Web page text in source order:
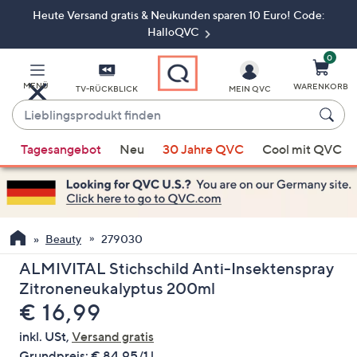
ZumHeute Versand gratis & Neukunden sparen 10 Euro! Code:
HalloQVC
MENÜ TV-RÜCKBLICK
Lieblingsprodukt
finden
Vorschläge
verfügbar
sind,
verwenden
Sie
die
Pfeiltasten
nach
oben
und
nach
MEIN QVC
0
WARENKORB
Tagesangebot Neu 30 Jahre QVC Cool mit QVC
Beauty 279030
ALMIVITAL Stichschild Anti-Insektenspray
Zitroneneukalyptus 200ml
Gelöscht
€ 16,99
inkl. USt, Versand gratis